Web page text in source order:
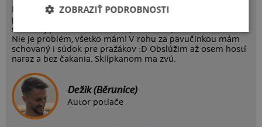
Pozývam ťa do svojej vínnej pivnice, Pavučín si nevšímaj a
postupuj po schodoch až úplne dolu do vlhkej a správne
studenej pivnice. Ráčite biele, červnené, suché či sladké?
Nie je problém, všetko mám! V rohu za pavučinkou mám
schovaný i súdok pre pražákov :D Obslúžim až osem hostí
naraz a bez čakania. Sklípkanom ma zvú.
Dežik (Běrunice)
Autor potlače
ZOBRAZIŤ PODROBNOSTI